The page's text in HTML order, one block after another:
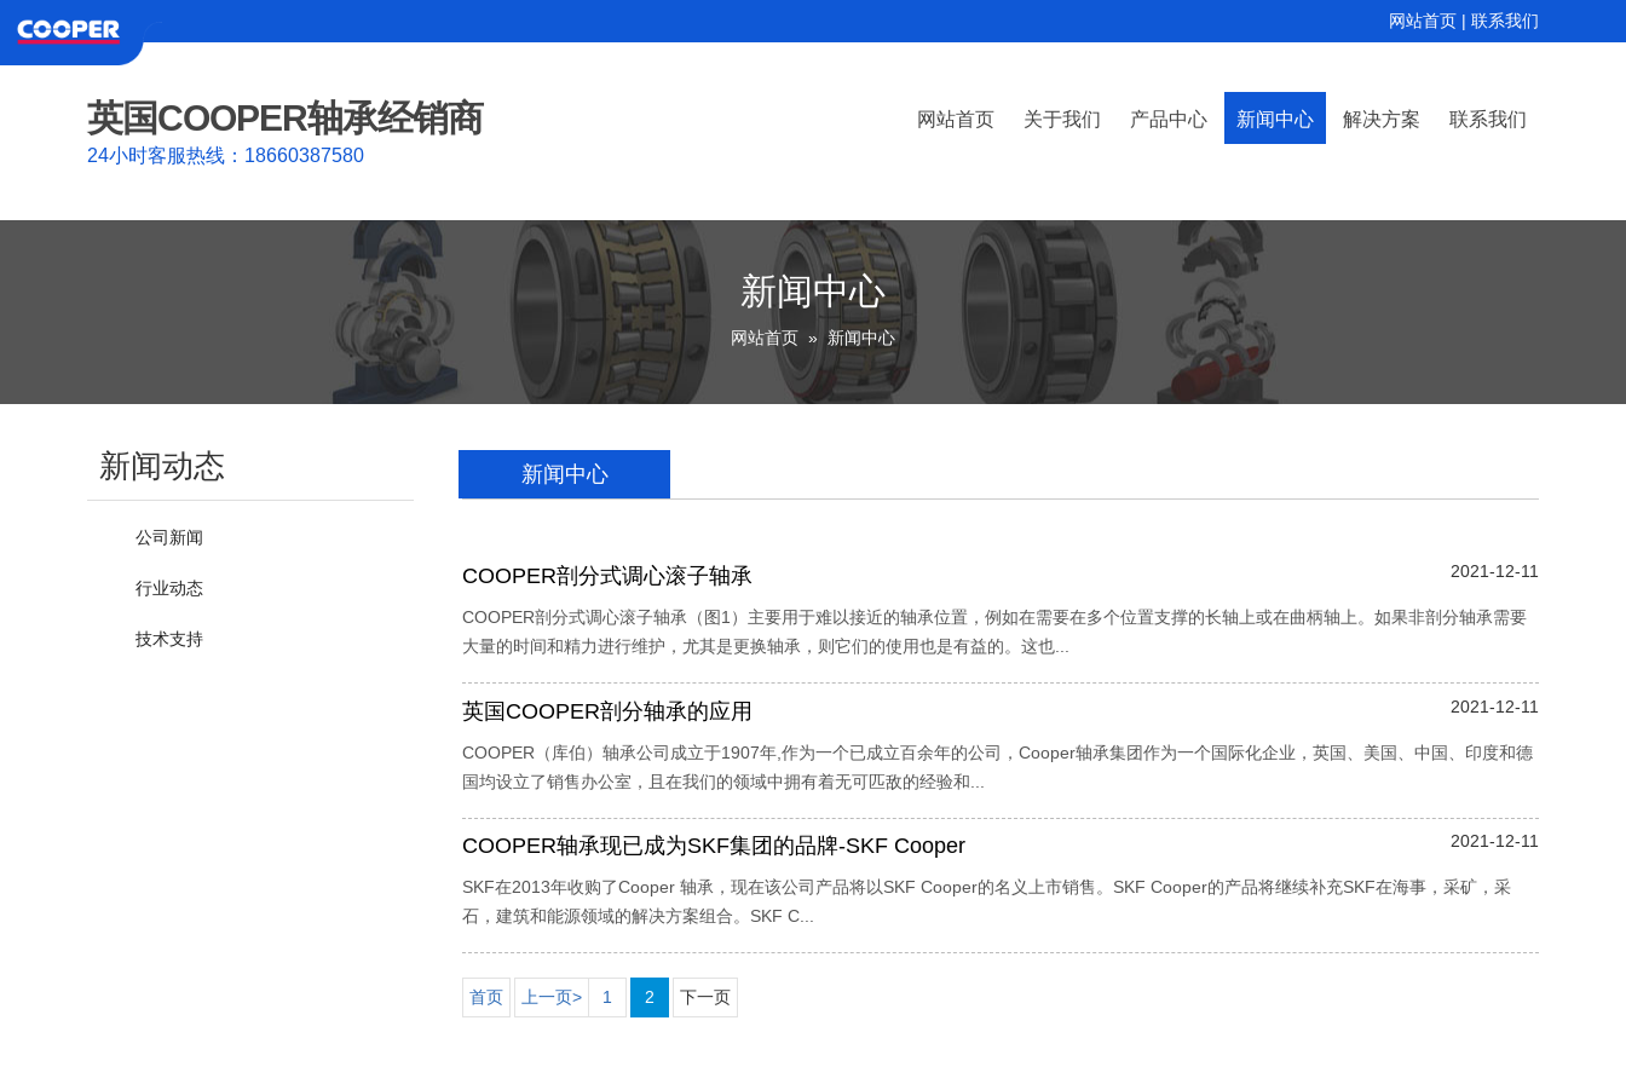
网站首页 | 联系我们
英国COOPER轴承经销商
24小时客服热线：18660387580
网站首页 关于我们 产品中心 新闻中心 解决方案 联系我们
新闻中心
网站首页 » 新闻中心
新闻中心
COOPER剖分式调心滚子轴承 2021-12-11
COOPER剖分式调心滚子轴承（图1）主要用于难以接近的轴承位置，例如在需要在多个位置支撑的长轴上或在曲柄轴上。如果非剖分轴承需要
大量的时间和精力进行维护，尤其是更换轴承，则它们的使用也是有益的。这也...
英国COOPER剖分轴承的应用 2021-12-11
COOPER（库伯）轴承公司成立于1907年,作为一个已成立百余年的公司，Cooper轴承集团作为一个国际化企业，英国、美国、中国、印度和德
国均设立了销售办公室，且在我们的领域中拥有着无可匹敌的经验和...
COOPER轴承现已成为SKF集团的品牌-SKF Cooper 2021-12-11
SKF在2013年收购了Cooper 轴承，现在该公司产品将以SKF Cooper的名义上市销售。SKF Cooper的产品将继续补充SKF在海事，采矿，采
石，建筑和能源领域的解决方案组合。SKF C...
首页 上一页> 1 2 下一页
新闻动态
公司新闻
行业动态
技术支持